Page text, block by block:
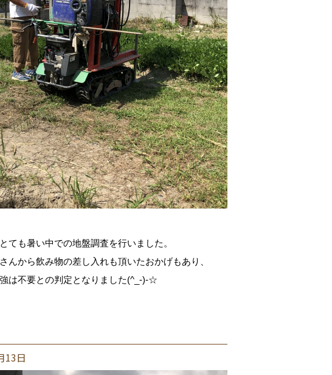
ても暑い中での地盤調査を行いました。
んから飲み物の差し入れも頂いたおかげもあり、
は不要との判定となりました(^_-)-☆
13日